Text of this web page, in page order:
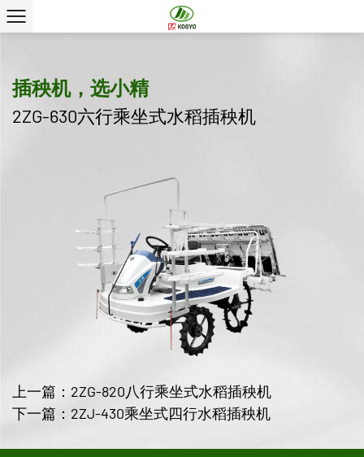
插秧机，选小精
2ZG-630六行乘坐式水稻插秧机
上一篇：2ZG-820八行乘坐式水稻插秧机
下一篇：2ZJ-430乘坐式四行水稻插秧机